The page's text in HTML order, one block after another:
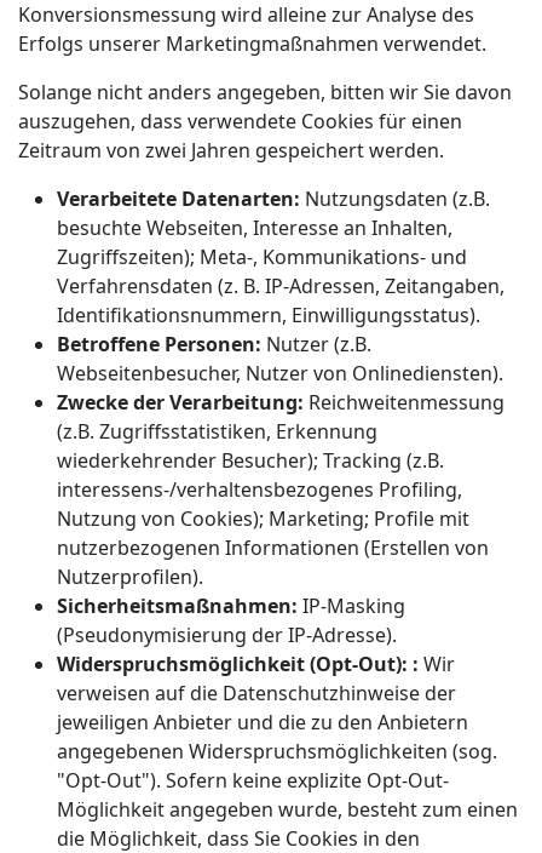
Konversionsmessung wird alleine zur Analyse des
Erfolgs unserer Marketingmaßnahmen verwendet.
Solange nicht anders angegeben, bitten wir Sie davon
auszugehen, dass verwendete Cookies für einen
Zeitraum von zwei Jahren gespeichert werden.
Verarbeitete Datenarten: Nutzungsdaten (z.B.
besuchte Webseiten, Interesse an Inhalten,
Zugriffszeiten); Meta-, Kommunikations- und
Verfahrensdaten (z. B. IP-Adressen, Zeitangaben,
Identifikationsnummern, Einwilligungsstatus).
Betroffene Personen: Nutzer (z.B.
Webseitenbesucher, Nutzer von Onlinediensten).
Zwecke der Verarbeitung: Reichweitenmessung
(z.B. Zugriffsstatistiken, Erkennung
wiederkehrender Besucher); Tracking (z.B.
interessens-/verhaltensbezogenes Profiling,
Nutzung von Cookies); Marketing; Profile mit
nutzerbezogenen Informationen (Erstellen von
Nutzerprofilen).
Sicherheitsmaßnahmen: IP-Masking
(Pseudonymisierung der IP-Adresse).
Widerspruchsmöglichkeit (Opt-Out): : Wir
verweisen auf die Datenschutzhinweise der
jeweiligen Anbieter und die zu den Anbietern
angegebenen Widerspruchsmöglichkeiten (sog.
"Opt-Out"). Sofern keine explizite Opt-Out-
Möglichkeit angegeben wurde, besteht zum einen
die Möglichkeit, dass Sie Cookies in den